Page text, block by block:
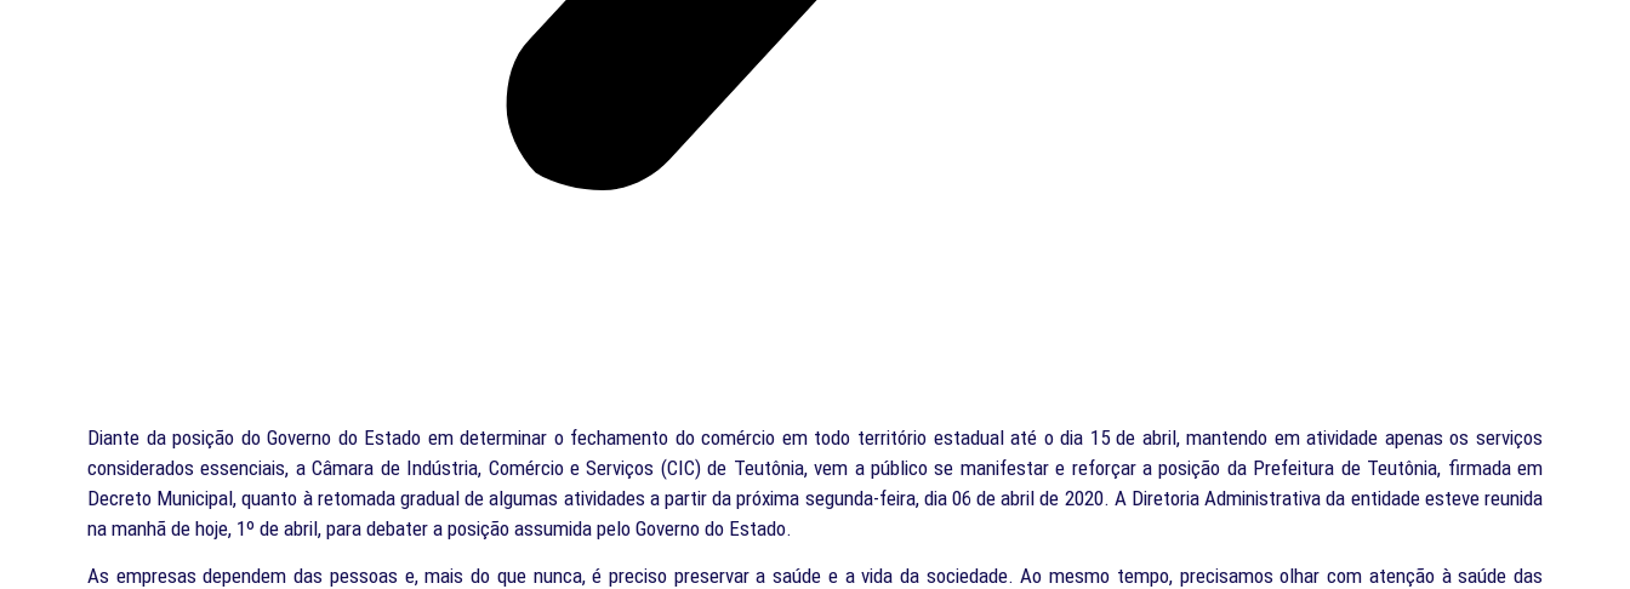
Diante da posição do Governo do Estado em determinar o fechamento do comércio em todo território estadual até o dia 15 de abril, mantendo em atividade apenas os serviços
considerados essenciais, a Câmara de Indústria, Comércio e Serviços (CIC) de Teutônia, vem a público se manifestar e reforçar a posição da Prefeitura de Teutônia, firmada em
Decreto Municipal, quanto à retomada gradual de algumas atividades a partir da próxima segunda-feira, dia 06 de abril de 2020. A Diretoria Administrativa da entidade esteve reunida
na manhã de hoje, 1º de abril, para debater a posição assumida pelo Governo do Estado.
As empresas dependem das pessoas e, mais do que nunca, é preciso preservar a saúde e a vida da sociedade. Ao mesmo tempo, precisamos olhar com atenção à saúde das